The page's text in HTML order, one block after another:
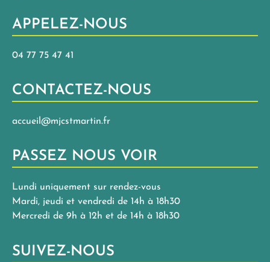
APPELEZ-NOUS
04 77 75 47 41
CONTACTEZ-NOUS
accueil@mjcstmartin.fr
PASSEZ NOUS VOIR
Lundi uniquement sur rendez-vous
Mardi, jeudi et vendredi de 14h à 18h30
Mercredi de 9h à 12h et de 14h à 18h30
SUIVEZ-NOUS